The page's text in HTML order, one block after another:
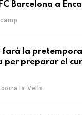
Barcelona a
farà la
per preparar el
la Vella